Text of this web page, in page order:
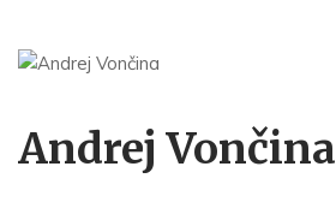
Andrej Vončina